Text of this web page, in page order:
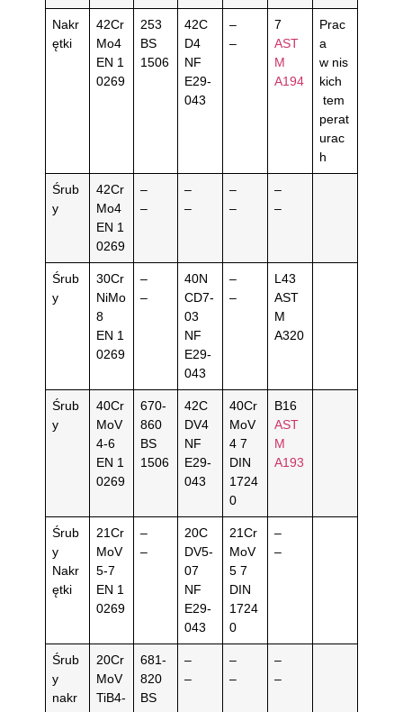
Nakr
ętki
42Cr
Mo4
EN 1
0269
253
BS
1506
42C
D4
NF
E29-
043
–
–
7
AST
M
A194
Prac
a
w nis
kich
tem
perat
urac
h
Śrub
y
42Cr
Mo4
EN 1
0269
–
–
–
–
–
–
–
–
Śrub
y
30Cr
NiMo
8
EN 1
0269
–
–
40N
CD7-
03
NF
E29-
043
–
–
L43
AST
M
A320
Śrub
y
40Cr
MoV
4-6
EN 1
0269
670-
860
BS
1506
42C
DV4
NF
E29-
043
40Cr
MoV
4 7
DIN
1724
0
B16
AST
M
A193
Śrub
y
Nakr
ętki
21Cr
MoV
5-7
EN 1
0269
–
–
20C
DV5-
07
NF
E29-
043
21Cr
MoV
5 7
DIN
1724
0
–
–
Śrub
y
nakr
20Cr
MoV
TiB4-
681-
820
BS
–
–
–
–
–
–